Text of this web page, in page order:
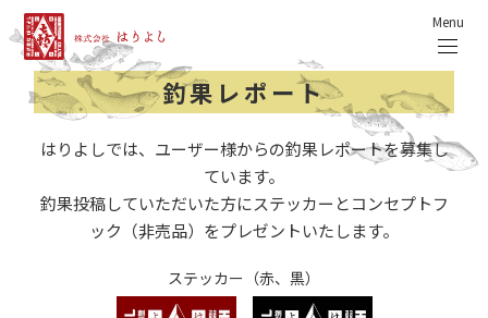
Menu
釣果レポート
はりよしでは、ユーザー様からの釣果レポートを募集し
ています。
釣果投稿していただいた方にステッカーとコンセプトフ
ック（非売品）をプレゼントいたします。
ステッカー（赤、黒）